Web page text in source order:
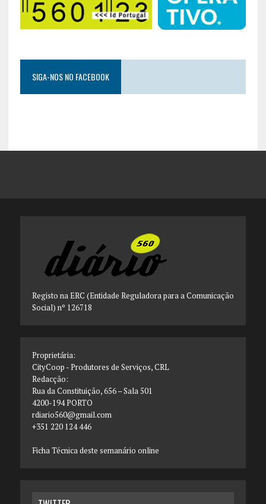
SIGA-NOS NO FACEBOOK
Registo na ERC (Entidade Reguladora para a Comunicação
Social) nº 126718
Proprietária:
CityCoop - Produtores de Serviços, CRL
Redacção:
Rua da Constituição, 656 – Sala 501
4200-194 PORTO
rdiario560@gmail.com
+351 220 124 446
Ficha Técnica deste semanário online